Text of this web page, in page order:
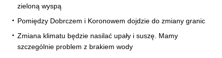
zieloną wyspą
Pomiędzy Dobrczem i Koronowem dojdzie do zmiany granic
Zmiana klimatu będzie nasilać upały i suszę. Mamy
szczególnie problem z brakiem wody